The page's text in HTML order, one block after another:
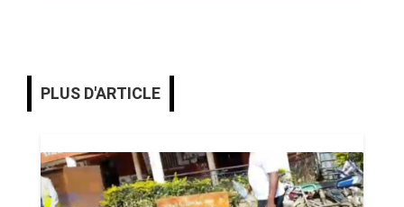
PLUS D'ARTICLE